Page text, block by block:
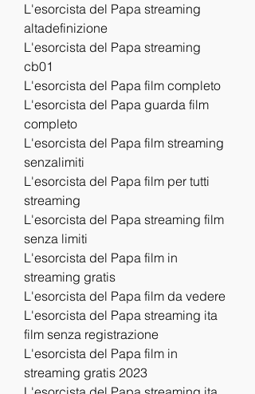
L'esorcista del Papa streaming
altadefinizione
L'esorcista del Papa streaming
cb01
L'esorcista del Papa film completo
L'esorcista del Papa guarda film
completo
L'esorcista del Papa film streaming
senzalimiti
L'esorcista del Papa film per tutti
streaming
L'esorcista del Papa streaming film
senza limiti
L'esorcista del Papa film in
streaming gratis
L'esorcista del Papa film da vedere
L'esorcista del Papa streaming ita
film senza registrazione
L'esorcista del Papa film in
streaming gratis 2023